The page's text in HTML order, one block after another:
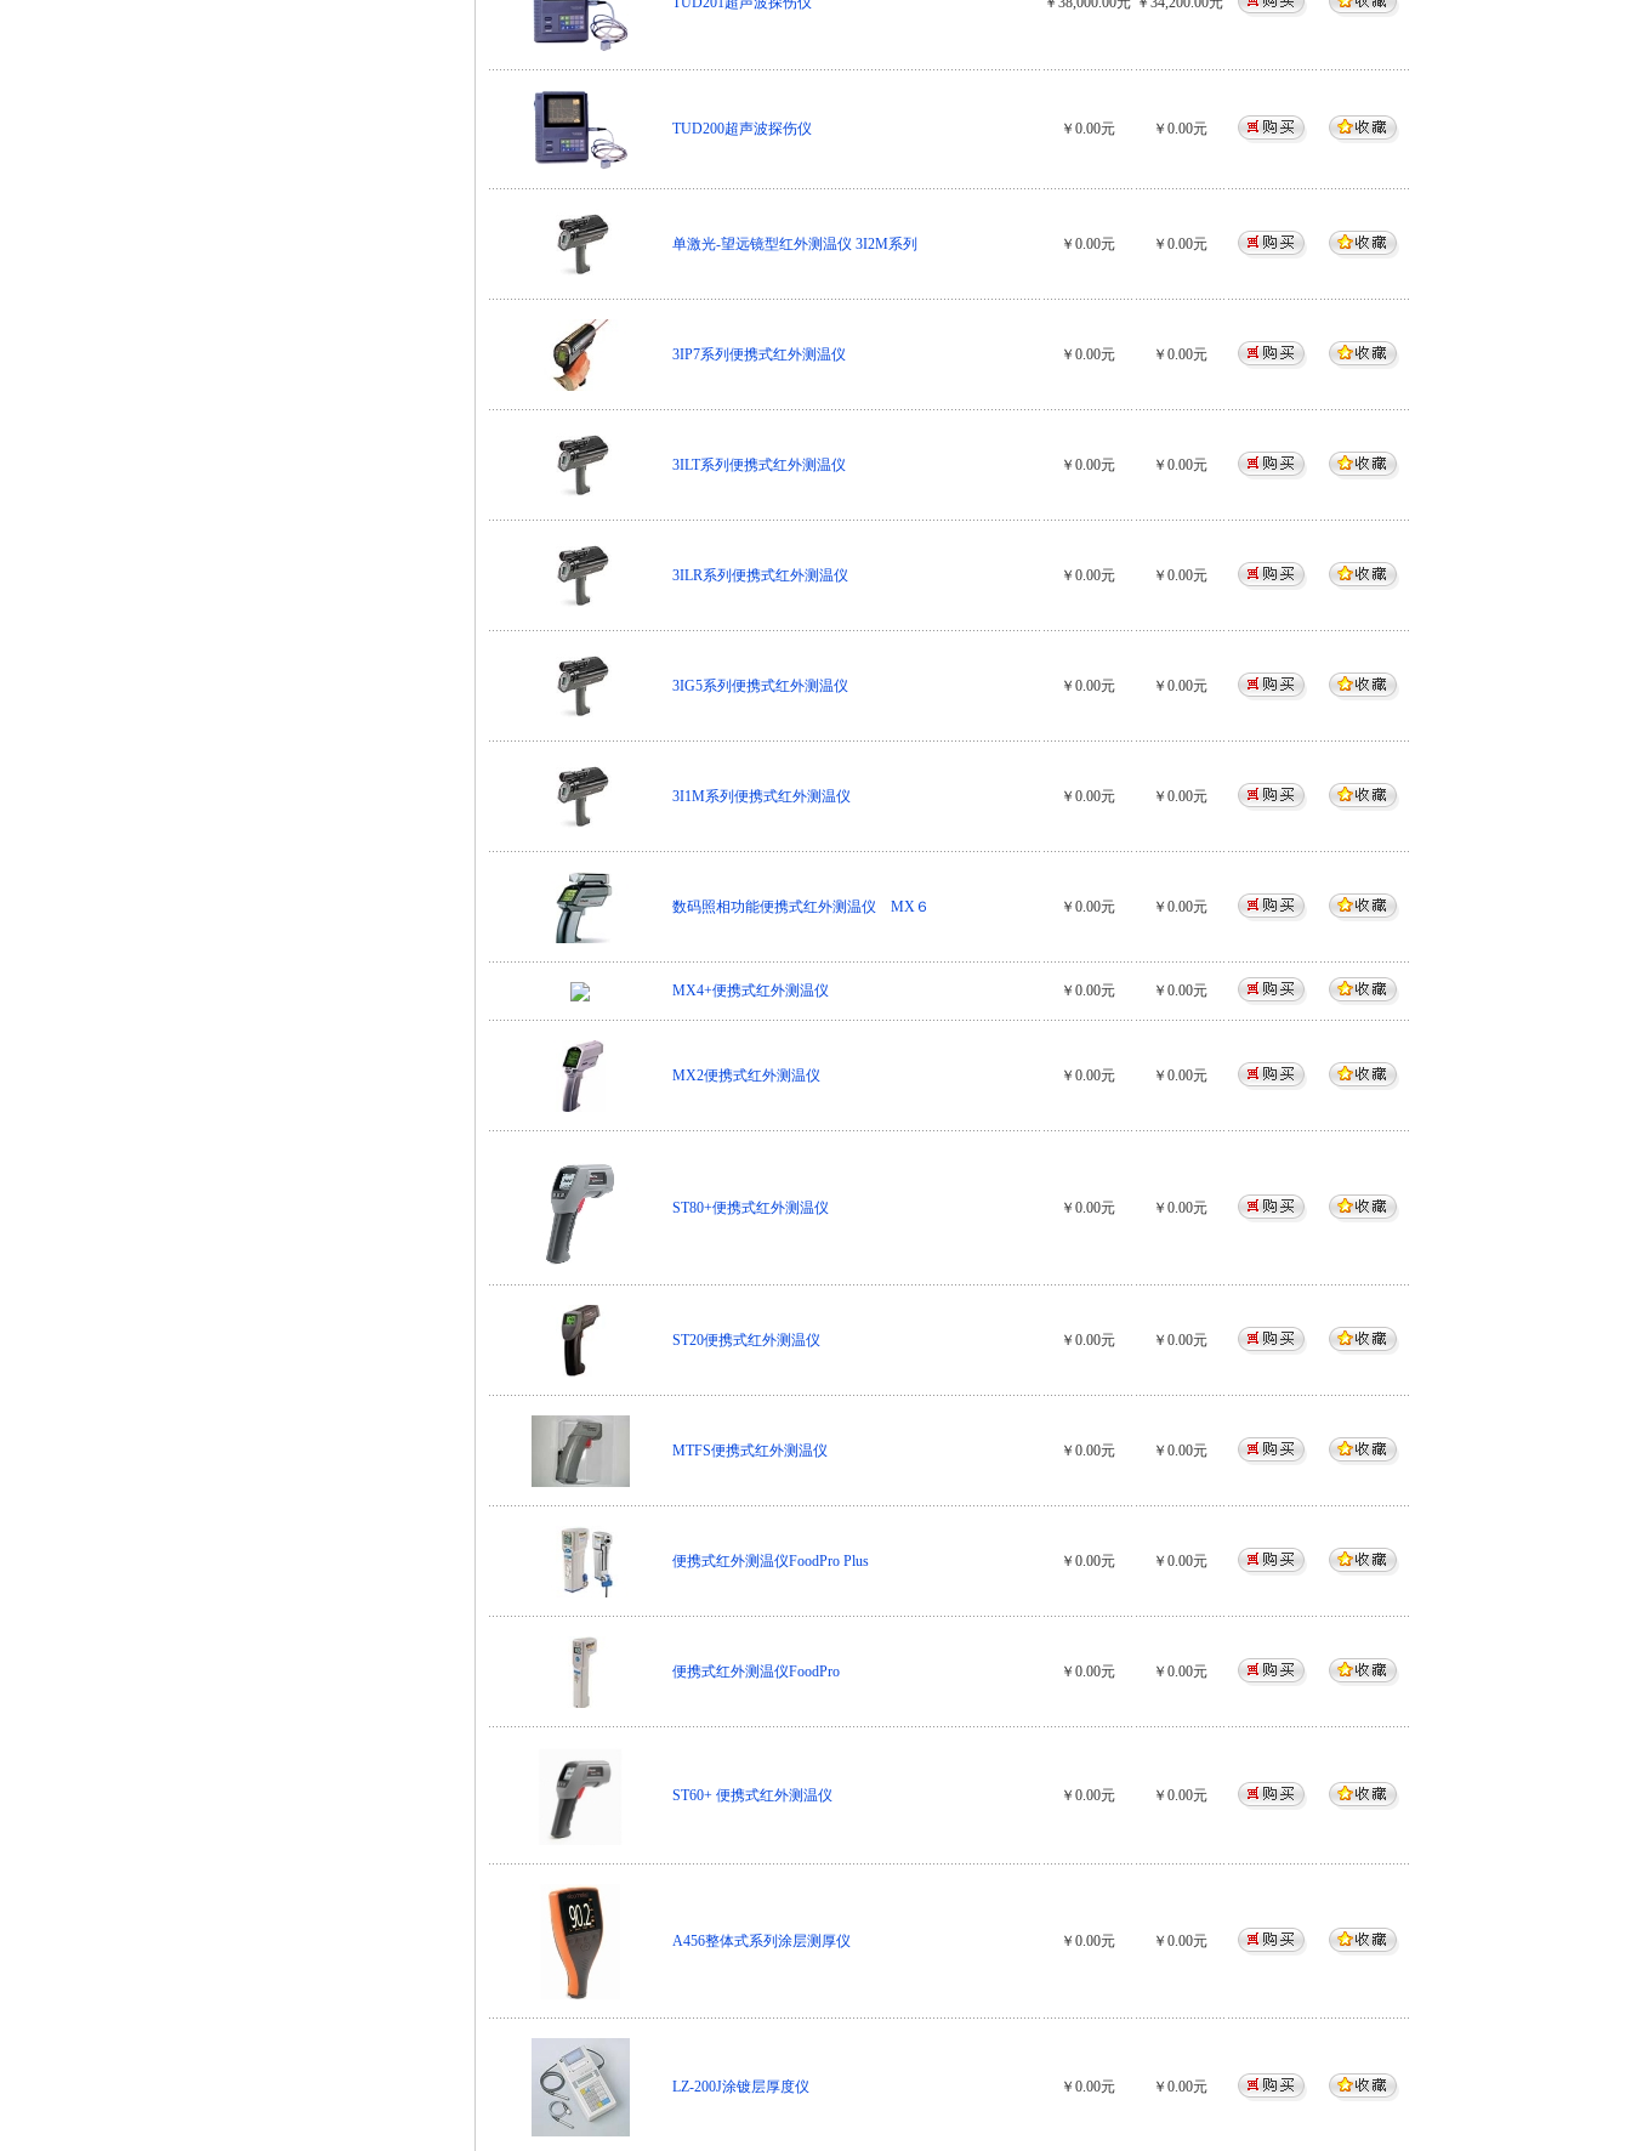
TUD200超声波探伤仪 ￥0.00元 ￥0.00元
单激光-望远镜型红外测温仪 3I2M系列 ￥0.00元 ￥0.00元
3IP7系列便携式红外测温仪 ￥0.00元 ￥0.00元
3ILT系列便携式红外测温仪 ￥0.00元 ￥0.00元
3ILR系列便携式红外测温仪 ￥0.00元 ￥0.00元
3IG5系列便携式红外测温仪 ￥0.00元 ￥0.00元
3I1M系列便携式红外测温仪 ￥0.00元 ￥0.00元
数码照相功能便携式红外测温仪 MX６ ￥0.00元 ￥0.00元
MX4+便携式红外测温仪 ￥0.00元 ￥0.00元
MX2便携式红外测温仪 ￥0.00元 ￥0.00元
ST80+便携式红外测温仪 ￥0.00元 ￥0.00元
ST20便携式红外测温仪 ￥0.00元 ￥0.00元
MTFS便携式红外测温仪 ￥0.00元 ￥0.00元
便携式红外测温仪FoodPro Plus ￥0.00元 ￥0.00元
便携式红外测温仪FoodPro ￥0.00元 ￥0.00元
ST60+ 便携式红外测温仪 ￥0.00元 ￥0.00元
A456整体式系列涂层测厚仪 ￥0.00元 ￥0.00元
LZ-200J涂镀层厚度仪 ￥0.00元 ￥0.00元